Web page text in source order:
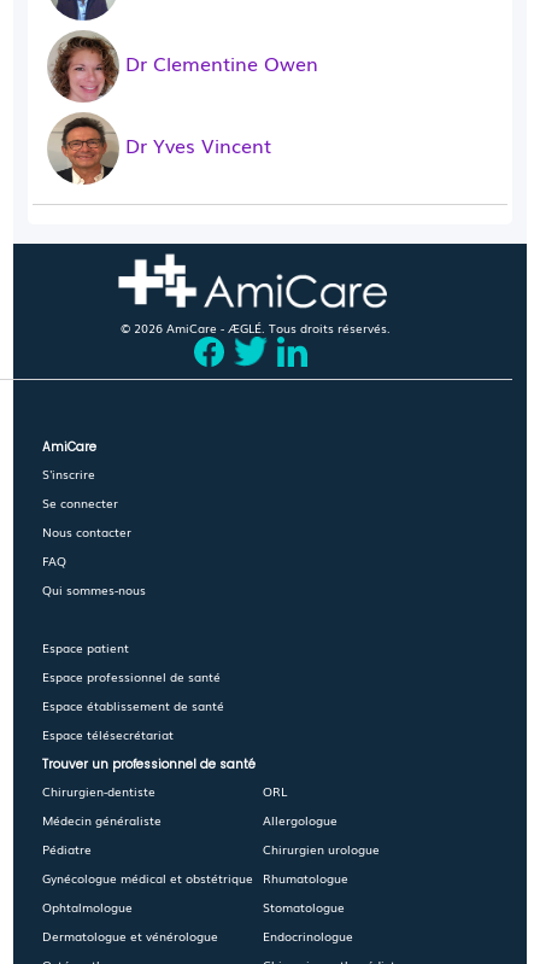
Dr Clementine Owen
Dr Yves Vincent
© 2026 AmiCare - ÆGLÉ. Tous droits réservés.
AmiCare
S'inscrire
Se connecter
Nous contacter
FAQ
Qui sommes-nous
Espace patient
Espace professionnel de santé
Espace établissement de santé
Espace télésecrétariat
Trouver un professionnel de santé
Chirurgien-dentiste
Médecin généraliste
Pédiatre
Gynécologue médical et obstétrique
Ophtalmologue
Dermatologue et vénérologue
ORL
Allergologue
Chirurgien urologue
Rhumatologue
Stomatologue
Endocrinologue